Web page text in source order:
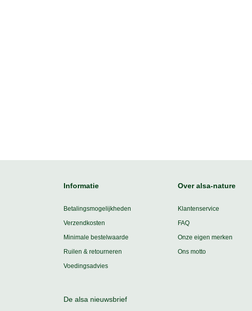
Informatie
Betalingsmogelijkheden
Verzendkosten
Minimale bestelwaarde
Ruilen & retourneren
Voedingsadvies
Over alsa-nature
Klantenservice
FAQ
Onze eigen merken
Ons motto
De alsa nieuwsbrief